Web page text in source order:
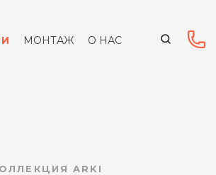
МОНТАЖ О НАС
ARKI